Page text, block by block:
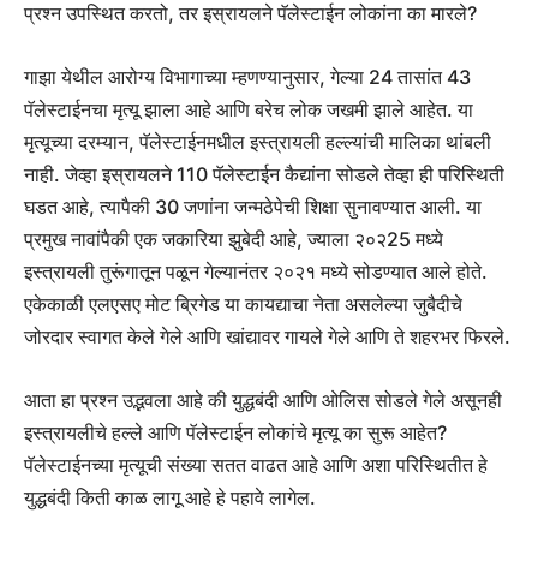
प्रश्न उपस्थित करतो, तर इस्रायलने पॅलेस्टाईन लोकांना का मारले?
गाझा येथील आरोग्य विभागाच्या म्हणण्यानुसार, गेल्या 24 तासांत 43
पॅलेस्टाईनचा मृत्यू झाला आहे आणि बरेच लोक जखमी झाले आहेत. या
मृत्यूच्या दरम्यान, पॅलेस्टाईनमधील इस्त्रायली हल्ल्यांची मालिका थांबली
नाही. जेव्हा इस्रायलने 110 पॅलेस्टाईन कैद्यांना सोडले तेव्हा ही परिस्थिती
घडत आहे, त्यापैकी 30 जणांना जन्मठेपेची शिक्षा सुनावण्यात आली. या
प्रमुख नावांपैकी एक जकारिया झुबेदी आहे, ज्याला २०२25 मध्ये
इस्त्रायली तुरूंगातून पळून गेल्यानंतर २०२१ मध्ये सोडण्यात आले होते.
एकेकाळी एलएसए मोट ब्रिगेड या कायद्याचा नेता असलेल्या जुबैदीचे
जोरदार स्वागत केले गेले आणि खांद्यावर गायले गेले आणि ते शहरभर फिरले.
आता हा प्रश्न उद्भवला आहे की युद्धबंदी आणि ओलिस सोडले गेले असूनही
इस्त्रायलीचे हल्ले आणि पॅलेस्टाईन लोकांचे मृत्यू का सुरू आहेत?
पॅलेस्टाईनच्या मृत्यूची संख्या सतत वाढत आहे आणि अशा परिस्थितीत हे
युद्धबंदी किती काळ लागू आहे हे पहावे लागेल.